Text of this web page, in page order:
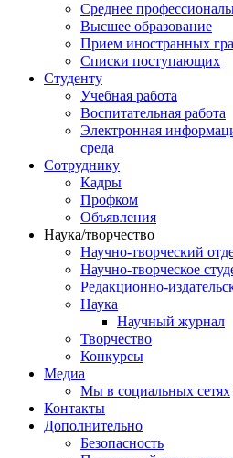
Среднее
Высшее образование
Прием иностранных
Списки поступающих
Студенту
Учебная работа
Воспитательная работа
Электронная
среда
Сотруднику
Кадры
Профком
Объявления
Наука/творчество
Научно-творческий
Научно-творческое
Редакционно-
Наука
Научный журнал
Творчество
Конкурсы
Медиа
Мы в социальных сетях
Контакты
Дополнительно
Безопасность